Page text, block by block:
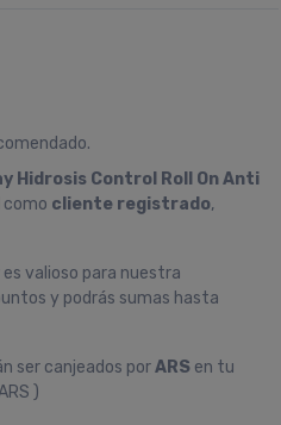
Hidrosis Control Roll On Anti
como cliente registrado,
valioso para nuestra
y podrás sumas hasta
ser canjeados porARS en tu
)